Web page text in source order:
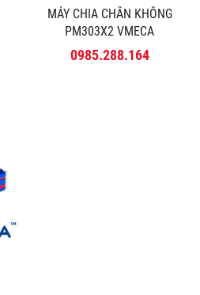
MÁY CHIA CHÂN KHÔNG
PM303X2 VMECA
0985.288.164